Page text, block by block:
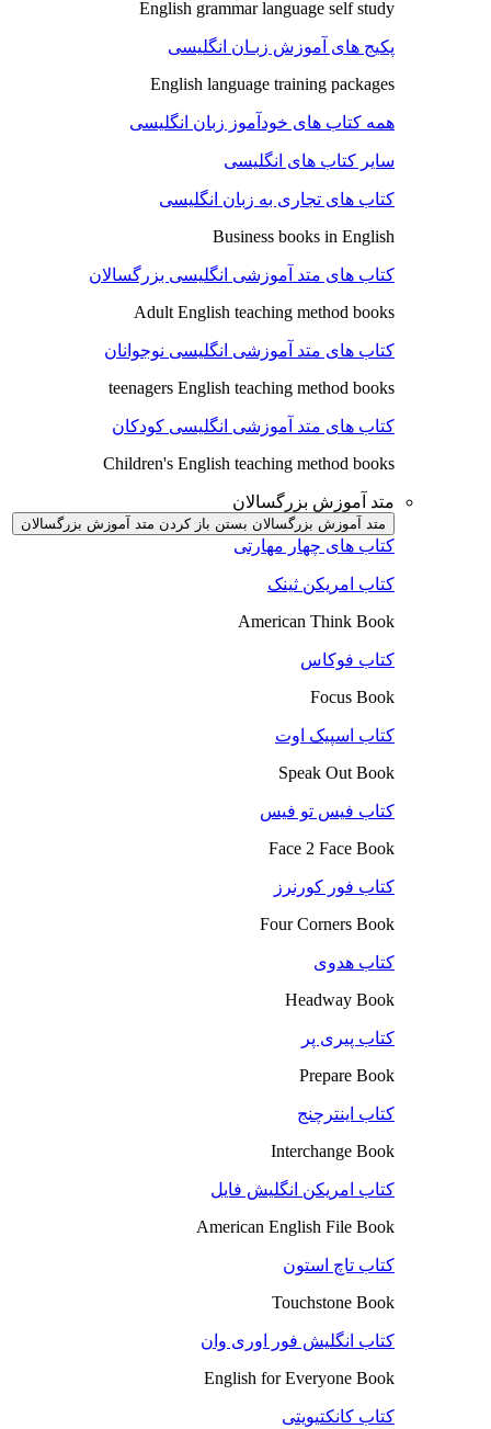
English grammar language self study
پکیج های آموزش زبـان انگلیسی
English language training packages
همه کتاب های خودآموز زبان انگلیسی
سایر کتاب های انگلیسی
کتاب های تجاری به زبان انگلیسی
Business books in English
کتاب های متد آموزشی انگلیسی بزرگسالان
Adult English teaching method books
کتاب های متد آموزشی انگلیسی نوجوانان
teenagers English teaching method books
کتاب های متد آموزشی انگلیسی کودکان
Children's English teaching method books
متد آموزش بزرگسالان
متد آموزش بزرگسالان بستن باز کردن متد آموزش بزرگسالان
کتاب های چهار مهارتی
کتاب امریکن ثینک
American Think Book
کتاب فوکاس
Focus Book
کتاب اسپیک اوت
Speak Out Book
کتاب فیس تو فیس
Face 2 Face Book
کتاب فور کورنرز
Four Corners Book
کتاب هدوی
Headway Book
کتاب پیری پر
Prepare Book
کتاب اینترچنج
Interchange Book
کتاب امریکن انگلیش فایل
American English File Book
کتاب تاچ استون
Touchstone Book
کتاب انگلیش فور اوری وان
English for Everyone Book
کتاب کانکتیویتی